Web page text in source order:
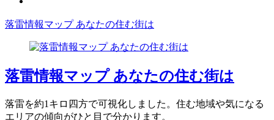
落雷情報マップ あなたの住む街は
落雷情報マップ あなたの住む街は
落雷を約1キロ四方で可視化しました。住む地域や気になる
エリアの傾向がひと目で分かります。